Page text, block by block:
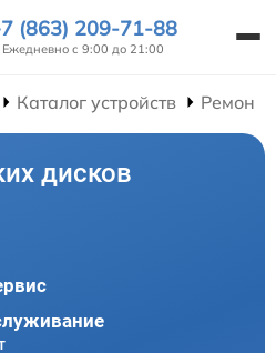
(863) 209-71-88
Ежедневно с 9:00 до 21:00
Каталог устройств Ремонт
дисков